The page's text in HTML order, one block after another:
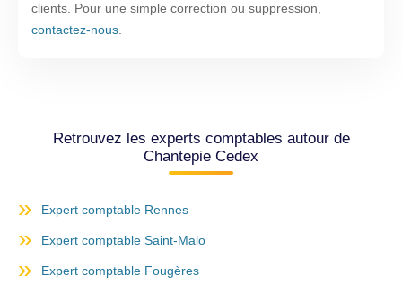
clients. Pour une simple correction ou suppression,
contactez-nous
Retrouvez les experts comptables autour de
Chantepie Cedex
Expert comptable Rennes
Expert comptable Saint-Malo
Expert comptable Fougères